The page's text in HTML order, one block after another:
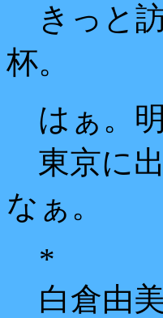
きっと
杯。
はぁ。
東京に
なぁ。
*
白倉由